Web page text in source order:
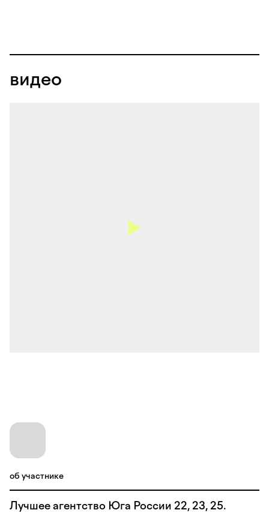
видео
об участнике
Лучшее агентство Юга России 22, 23, 25.